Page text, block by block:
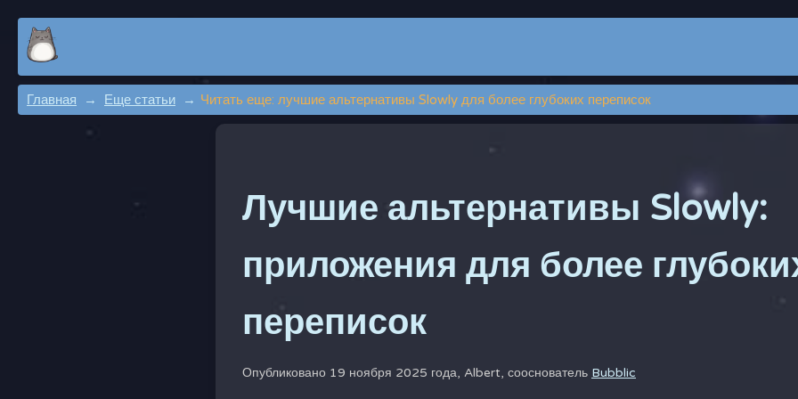
Главная Еще статьи Читать еще: лучшие альтернативы Slowly для более глубоких переписок
Лучшие альтернативы Slowly:
приложения для более
переписок
Опубликовано 19 ноября 2025 года, Albert, сооснователь Bubblic